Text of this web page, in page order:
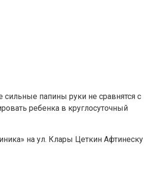
папины руки не сравнятся с
ребенка в круглосуточный
на ул. Клары Цеткин Афтинеску